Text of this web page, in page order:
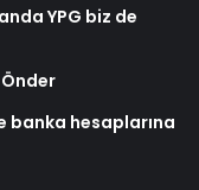
YPG biz de
banka hesaplarına